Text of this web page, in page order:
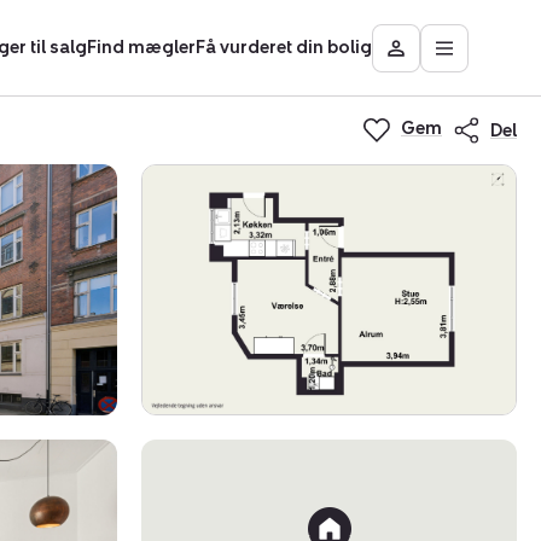
til salgFind mæglerFå vurderet din bolig
Besøg
Mit
Nybolig
Åbn
Gem Del